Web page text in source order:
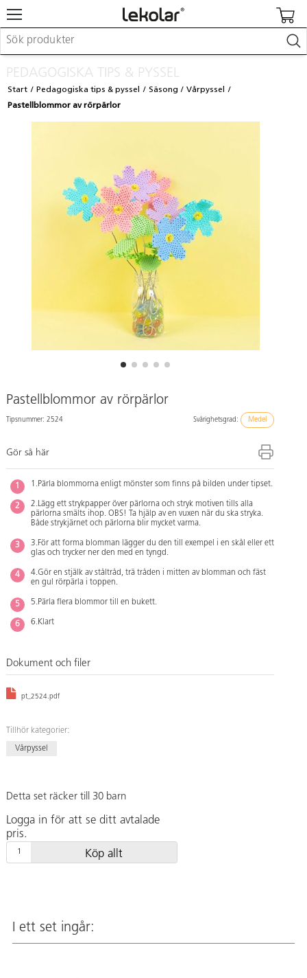
Möbler & inredning
Skapa
Leka
Logga in / Registrera dig
PEDAGOGISKA TIPS & PYSSEL
Start Pedagogiska tips & pyssel Säsong
Vårpyssel
Pastellblommor av rörpärlor
Pastellblommor av rörpärlor
Tipsnummer: 2524 Svårighetsgrad: Medel
Gör så här
1.Pärla blommorna enligt mönster som finns på bilden under tipset.
2.Lägg ett strykpapper över pärlorna och stryk motiven tills alla
pärlorna smälts ihop. OBS! Ta hjälp av en vuxen när du ska stryka.
Både strykjärnet och pärlorna blir mycket varma.
3.För att forma blomman lägger du den till exempel i en skål eller ett
glas och trycker ner den med en tyngd.
4.Gör en stjälk av ståltråd, trä tråden i mitten av blomman och fäst
en gul rörpärla i toppen.
5.Pärla flera blommor till en bukett.
6.Klart
Dokument och filer
pt_2524.pdf
Tillhör kategorier:
Vårpyssel
Detta set räcker till 30 barn
Logga in för att se ditt avtalade
pris.
Köp allt
I ett set ingår: